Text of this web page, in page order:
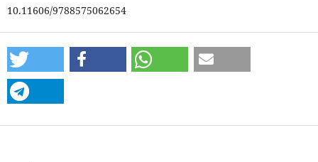
10.11606/9788575062654